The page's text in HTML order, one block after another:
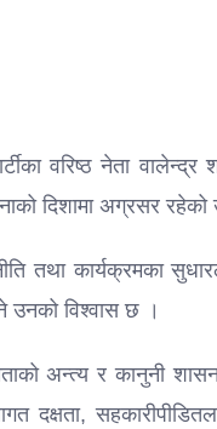
वरिष्ठ नेता
दिशामा अग्रसर
तथा कार्यक्रमका
उनको विश्वास छ ।
अन्त्य र कानुनी
दक्षता,